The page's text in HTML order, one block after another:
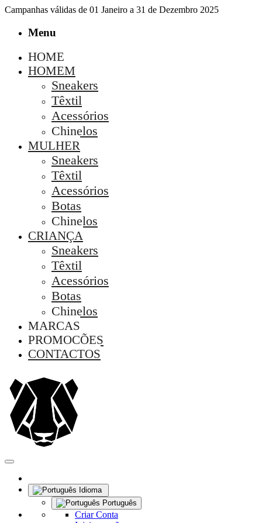
Campanhas válidas de 01 Janeiro a 31 de Dezembro 2025
Menu
HOME
HOMEM
Sneakers
Têxtil
Acessórios
Chinelos
MULHER
Sneakers
Têxtil
Acessórios
Botas
Chinelos
CRIANÇA
Sneakers
Têxtil
Acessórios
Botas
Chinelos
MARCAS
PROMOÇÕES
CONTACTOS
Idioma
Português
Criar Conta